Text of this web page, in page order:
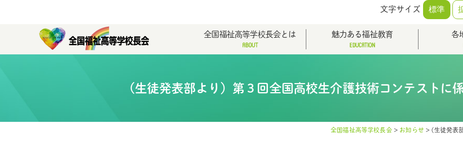
文字サイズ 標準
全国福祉高等学校長会とは 魅力ある福祉教育 各
(生徒発表部より）第３回全国高校生介護技術コンテストに
全国福祉高等学校長会> お知らせ> (生徒発表